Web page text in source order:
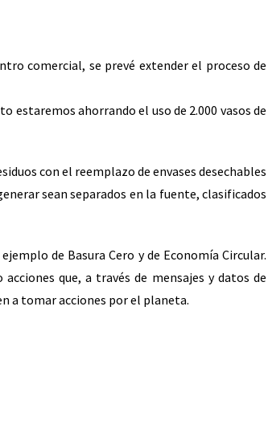
comercial, se prevé extender el proceso de
estaremos ahorrando el uso de 2.000 vasos de
con el reemplazo de envases desechables
sean separados en la fuente, clasificados
de Basura Cero y de Economía Circular.
que, a través de mensajes y datos de
a tomar acciones por el planeta.